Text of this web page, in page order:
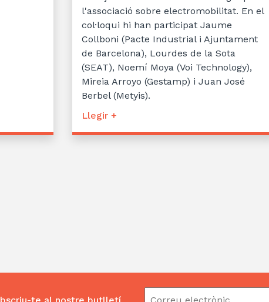
l'associació sobre electromobilitat. En el
col·loqui hi han participat Jaume
Collboni (Pacte Industrial i Ajuntament
de Barcelona), Lourdes de la Sota
(SEAT), Noemí Moya (Voi Technology),
Mireia Arroyo (Gestamp) i Juan José
Berbel (Metyis).
Llegir +